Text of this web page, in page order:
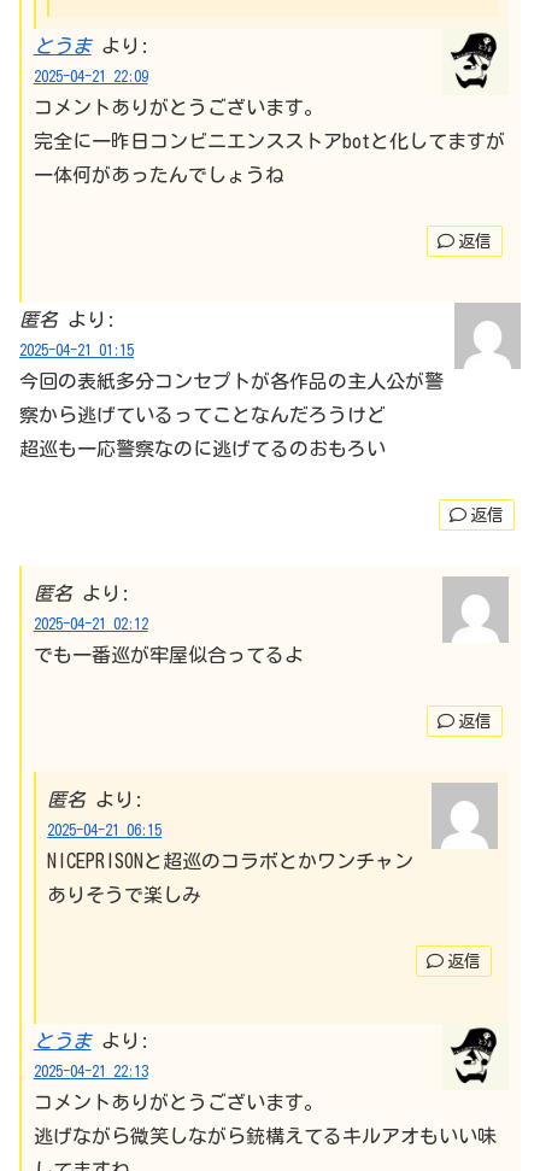
とうま より:
2025-04-21 22:09
コメントありがとうございます。
完全に一昨日コンビニエンスストアbotと化してますが
一体何があったんでしょうね
返信
匿名 より:
2025-04-21 01:15
今回の表紙多分コンセプトが各作品の主人公が警
察から逃げているってことなんだろうけど
超巡も一応警察なのに逃げてるのおもろい
返信
匿名 より:
2025-04-21 02:12
でも一番巡が牢屋似合ってるよ
返信
匿名 より:
2025-04-21 06:15
NICEPRISONと超巡のコラボとかワンチャン
ありそうで楽しみ
返信
とうま より:
2025-04-21 22:13
コメントありがとうございます。
逃げながら微笑しながら銃構えてるキルアオもいい味